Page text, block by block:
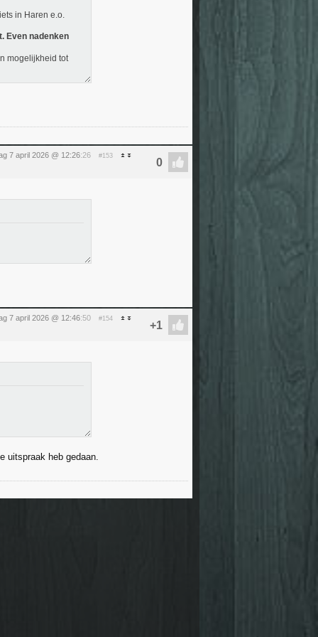
in Haren e.o.
Even nadenken
mogelijkheid tot
7 april 2026 @ 12:26:26 #153
7 april 2026 @ 12:46:50 #154
uitspraak heb gedaan.